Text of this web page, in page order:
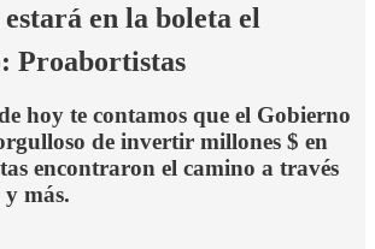
en la boleta el
Proabortistas
hoy te contamos que el Gobierno
de invertir millones $ en
encontraron el camino a través
más.